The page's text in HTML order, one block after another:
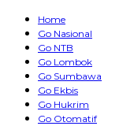
Home
Go Nasional
Go NTB
Go Lombok
Go Sumbawa
Go Ekbis
Go Hukrim
Go Otomatif